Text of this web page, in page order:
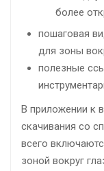
более
пошаговая
для зоны
полезные
В приложении к
скачивания со
всего
зоной вокруг